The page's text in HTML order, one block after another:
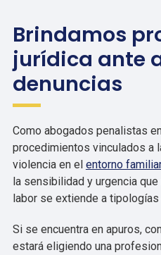
Brindamos
jurídica ante
denuncias
Como abogados penalistas
procedimientos vinculados a
violencia en el entorno familiar
la sensibilidad y urgencia
labor se extiende a tipologías
Si se encuentra en apuros,
estará eligiendo una